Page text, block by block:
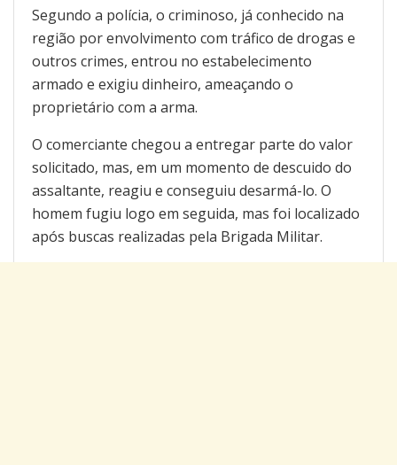
Segundo a polícia, o criminoso, já conhecido na
região por envolvimento com tráfico de drogas e
outros crimes, entrou no estabelecimento
armado e exigiu dinheiro, ameaçando o
proprietário com a arma.
O comerciante chegou a entregar parte do valor
solicitado, mas, em um momento de descuido do
assaltante, reagiu e conseguiu desarmá-lo. O
homem fugiu logo em seguida, mas foi localizado
após buscas realizadas pela Brigada Militar.